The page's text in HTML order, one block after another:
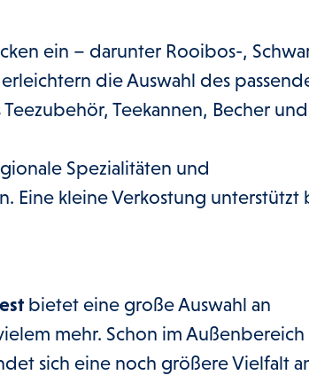
ein – darunter Rooibos-,
die Auswahl des
Teekannen, Becher und
Spezialitäten und
Eine kleine Verkostung unterstützt
bietet eine große Auswahl an
mehr. Schon im
sich eine noch größere Vielfalt